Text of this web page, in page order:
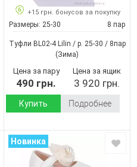
+15 грн. бонусов за покупку
Размеры: 25-30 8 пар
Туфли BL02-4 Lilin / p. 25-30 / 8пар
(Зима)
Цена за пару
490 грн.
Цена за ящик
3 920 грн.
Купить Подробнее
Новинка